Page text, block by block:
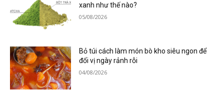
xanh như thế nào?
05/08/2026
Bỏ túi cách làm món bò kho siêu ngon để
đổi vị ngày rảnh rỗi
04/08/2026